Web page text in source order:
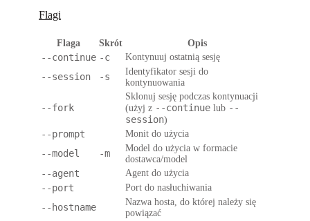
Flagi
Flaga Skrót Opis
--continue -c Kontynuuj ostatnią sesję
--session -s
Identyfikator sesji do
kontynuowania
--fork
Sklonuj sesję podczas kontynuacji
(użyj z --continue lub --
session)
--prompt Monit do użycia
--model -m
Model do użycia w formacie
dostawca/model
--agent Agent do użycia
--port Port do nasłuchiwania
--hostname
Nazwa hosta, do której należy się
powiązać